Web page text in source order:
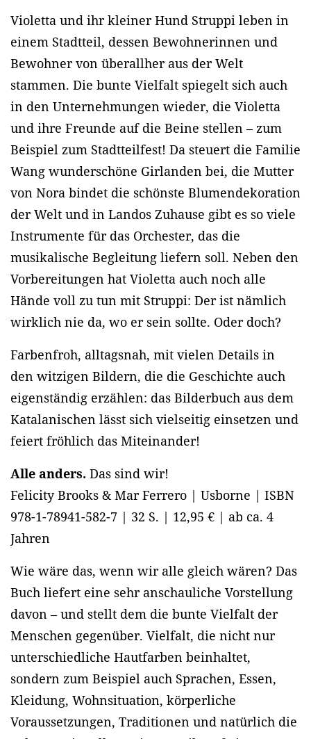
Violetta und ihr kleiner Hund Struppi leben in
einem Stadtteil, dessen Bewohnerinnen und
Bewohner von überallher aus der Welt
stammen. Die bunte Vielfalt spiegelt sich auch
in den Unternehmungen wieder, die Violetta
und ihre Freunde auf die Beine stellen – zum
Beispiel zum Stadtteilfest! Da steuert die Familie
Wang wunderschöne Girlanden bei, die Mutter
von Nora bindet die schönste Blumendekoration
der Welt und in Landos Zuhause gibt es so viele
Instrumente für das Orchester, das die
musikalische Begleitung liefern soll. Neben den
Vorbereitungen hat Violetta auch noch alle
Hände voll zu tun mit Struppi: Der ist nämlich
wirklich nie da, wo er sein sollte. Oder doch?
Farbenfroh, alltagsnah, mit vielen Details in
den witzigen Bildern, die die Geschichte auch
eigenständig erzählen: das Bilderbuch aus dem
Katalanischen lässt sich vielseitig einsetzen und
feiert fröhlich das Miteinander!
Alle anders. Das sind wir!
Felicity Brooks & Mar Ferrero | Usborne | ISBN
978-1-78941-582-7 | 32 S. | 12,95 € | ab ca. 4
Jahren
Wie wäre das, wenn wir alle gleich wären? Das
Buch liefert eine sehr anschauliche Vorstellung
davon – und stellt dem die bunte Vielfalt der
Menschen gegenüber. Vielfalt, die nicht nur
unterschiedliche Hautfarben beinhaltet,
sondern zum Beispiel auch Sprachen, Essen,
Kleidung, Wohnsituation, körperliche
Voraussetzungen, Traditionen und natürlich die